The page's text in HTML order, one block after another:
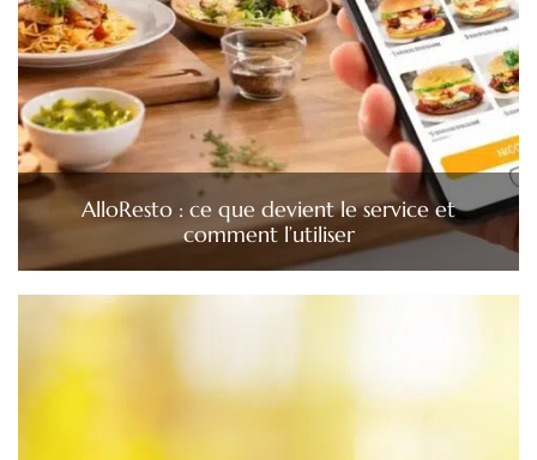
AlloResto : ce que devient le service et
comment l’utiliser